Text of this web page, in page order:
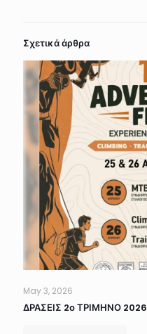
Σχετικά άρθρα
May 3, 2026
ΔΡΑΣΕΙΣ 2ο ΤΡΙΜΗΝΟ 2026